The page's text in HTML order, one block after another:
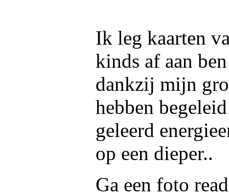
Ik leg kaarten
kinds af aan
dankzij mijn
hebben
geleerd
op een dieper..
Ga een foto